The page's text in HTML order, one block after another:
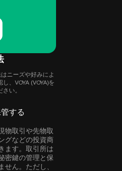
ニーズや好みによ
、VOYA (VOYA)を
い。
する
物取引や先物取
グなどの投資商
ます。取引所は
密鍵の管理と保
せん。ただし、